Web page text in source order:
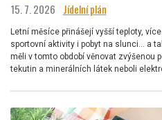
15. 7. 2026 Jídelní plán
Letní měsíce přinášejí vyšší teploty,
sportovní aktivity i pobyt na slunci… a
měli v tomto období věnovat zvýšenou
tekutin a minerálních látek neboli